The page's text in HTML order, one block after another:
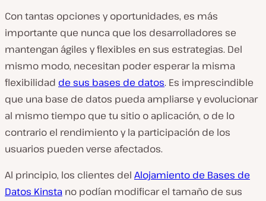
Con tantas opciones y oportunidades, es más
importante que nunca que los desarrolladores se
mantengan ágiles y flexibles en sus estrategias. Del
mismo modo, necesitan poder esperar la misma
flexibilidad de sus bases de datos. Es imprescindible
que una base de datos pueda ampliarse y evolucionar
al mismo tiempo que tu sitio o aplicación, o de lo
contrario el rendimiento y la participación de los
usuarios pueden verse afectados.
Al principio, los clientes del Alojamiento de Bases de
Datos Kinsta no podían modificar el tamaño de sus